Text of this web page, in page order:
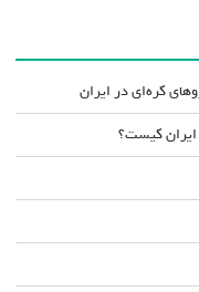
کره‌ای در ایران
کیست؟